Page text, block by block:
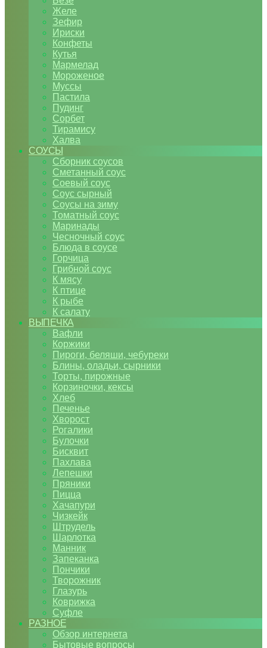
Желе
Зефир
Ириски
Конфеты
Кутья
Мармелад
Мороженое
Муссы
Пастила
Пудинг
Сорбет
Тирамису
Халва
СОУСЫ
Сборник соусов
Сметанный соус
Соевый соус
Соус сырный
Соусы на зиму
Томатный соус
Маринады
Чесночный соус
Блюда в соусе
Горчица
Грибной соус
К мясу
К птице
К рыбе
К салату
ВЫПЕЧКА
Вафли
Коржики
Пироги, беляши, чебуреки
Блины, оладьи, сырники
Торты, пирожные
Корзиночки, кексы
Хлеб
Печенье
Хворост
Рогалики
Булочки
Бисквит
Пахлава
Лепешки
Пряники
Пицца
Хачапури
Чизкейк
Штрудель
Шарлотка
Манник
Запеканка
Пончики
Творожник
Глазурь
Коврижка
Суфле
РАЗНОЕ
Обзор интернета
Бытовые вопросы